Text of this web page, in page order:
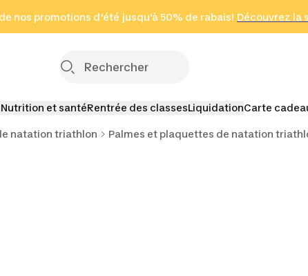
nos promotions d'été jusqu'à 50% de rabais! Découvrez la
Cliquez ici
en seulement 2
(Zones sélectionnées)
Nutrition et santéRentrée des classesLiquidationCarte
natation triathlon Palmes et plaquettes de natation